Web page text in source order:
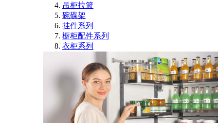
吊柜拉篮
碗碟架
挂件系列
橱柜配件系列
衣柜系列